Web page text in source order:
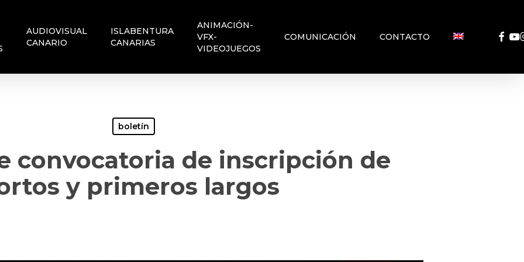
AUDIOVISUAL
CANARIO
ISLABENTURA
CANARIAS
ANIMACIÓN-
VFX-
VIDEOJUEGOS
COMUNICACIÓN CONTACTO
boletín
convocatoria de inscripción de
y primeros largos